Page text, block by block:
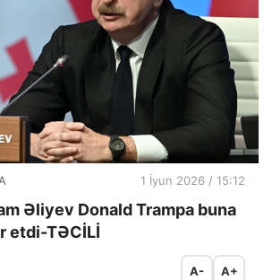
1 İyun 2026 / 15:12
Əliyev Donald Trampa buna
etdi-TƏCİLİ
A- A+